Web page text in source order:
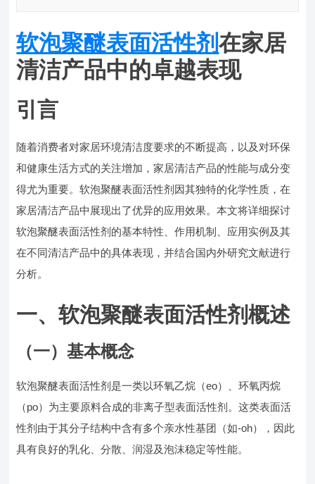
软泡聚醚表面活性剂在家居
清洁产品中的卓越表现
引言
随着消费者对家居环境清洁度要求的不断提高，以及对环保
和健康生活方式的关注增加，家居清洁产品的性能与成分变
得尤为重要。软泡聚醚表面活性剂因其独特的化学性质，在
家居清洁产品中展现出了优异的应用效果。本文将详细探讨
软泡聚醚表面活性剂的基本特性、作用机制、应用实例及其
在不同清洁产品中的具体表现，并结合国内外研究文献进行
分析。
一、软泡聚醚表面活性剂概述
（一）基本概念
软泡聚醚表面活性剂是一类以环氧乙烷（eo）、环氧丙烷
（po）为主要原料合成的非离子型表面活性剂。这类表面活
性剂由于其分子结构中含有多个亲水性基团（如-oh），因此
具有良好的乳化、分散、润湿及泡沫稳定等性能。